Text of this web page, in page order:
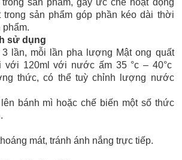
sản phẩm, gây ức chế hoạt động
sản phẩm góp phần kéo dài thời
phẩm.
sử dụng
lần, mỗi lần pha lượng Mật ong quất
với 120ml với nước ấm 35 °c – 40°c
thức, có thể tuỳ chỉnh lượng nước
bánh mì hoặc chế biến một số thức
mát, tránh ánh nắng trực tiếp.